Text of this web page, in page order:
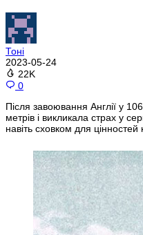
Тоні
2023-05-24
22K
0
Після завоювання Англії у
метрів і викликала страх у
навіть сховком для